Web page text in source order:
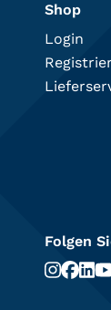
Shop
Login
Folgen